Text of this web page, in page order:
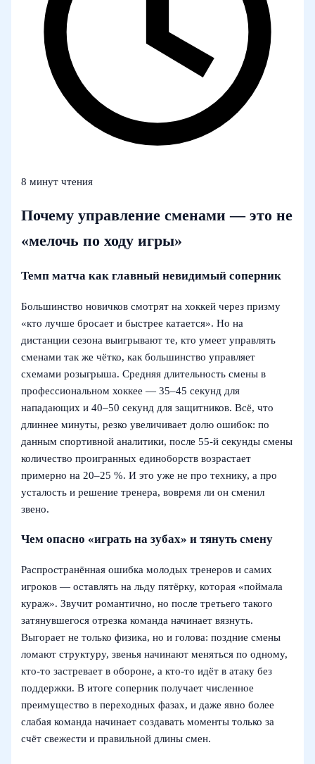
8 минут чтения
Почему управление сменами — это не
«мелочь по ходу игры»
Темп матча как главный невидимый соперник
Большинство новичков смотрят на хоккей через призму
«кто лучше бросает и быстрее катается». Но на
дистанции сезона выигрывают те, кто умеет управлять
сменами так же чётко, как большинство управляет
схемами розыгрыша. Средняя длительность смены в
профессиональном хоккее — 35–45 секунд для
нападающих и 40–50 секунд для защитников. Всё, что
длиннее минуты, резко увеличивает долю ошибок: по
данным спортивной аналитики, после 55-й секунды смены
количество проигранных единоборств возрастает
примерно на 20–25 %. И это уже не про технику, а про
усталость и решение тренера, вовремя ли он сменил
звено.
Чем опасно «играть на зубах» и тянуть смену
Распространённая ошибка молодых тренеров и самих
игроков — оставлять на льду пятёрку, которая «поймала
кураж». Звучит романтично, но после третьего такого
затянувшегося отрезка команда начинает вязнуть.
Выгорает не только физика, но и голова: поздние смены
ломают структуру, звенья начинают меняться по одному,
кто-то застревает в обороне, а кто-то идёт в атаку без
поддержки. В итоге соперник получает численное
преимущество в переходных фазах, и даже явно более
слабая команда начинает создавать моменты только за
счёт свежести и правильной длины смен.